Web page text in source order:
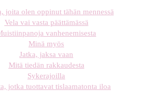
joita olen oppinut tähän mennessä
Vela vai vasta päättämässä
vanhenemisesta
Minä myös
Jatka, jaksa vaan
Mitä tiedän rakkaudesta
Sykerajoilla
jotka tuottavat tislaamatonta iloa